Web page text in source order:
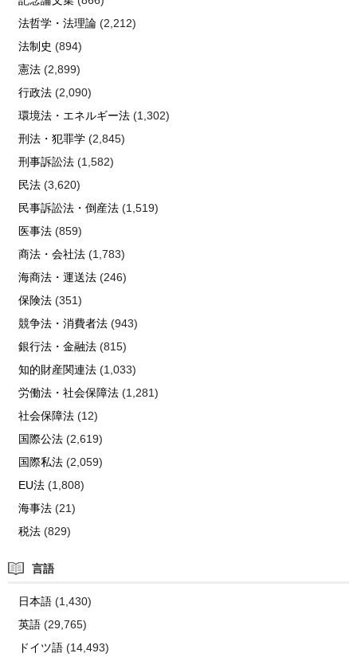
法哲学・法理論(2,212)
法制史 (894)
憲法(2,899)
行政法(2,090)
環境法・エネルギー法(1,302)
刑法・犯罪学(2,845)
刑事訴訟法(1,582)
民法(3,620)
民事訴訟法・倒産法(1,519)
医事法(859)
商法・会社法(1,783)
海商法・運送法(246)
保険法(351)
競争法・消費者法(943)
銀行法・金融法(815)
知的財産関連法(1,033)
労働法・社会保障法(1,281)
社会保障法(12)
国際公法(2,619)
国際私法(2,059)
EU法(1,808)
海事法(21)
税法(829)
言語
日本語(1,430)
英語(29,765)
ドイツ語(14,493)